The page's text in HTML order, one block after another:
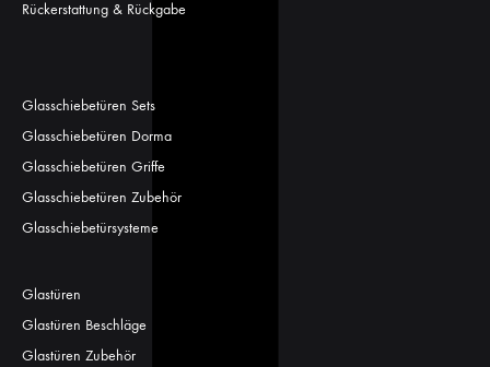
Rückerstattung & Rückgabe
Glasschiebetüren Sets
Glasschiebetüren Dorma
Glasschiebetüren Griffe
Glasschiebetüren Zubehör
Glasschiebetürsysteme
Glastüren
Glastüren Beschläge
Glastüren Zubehör